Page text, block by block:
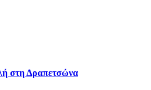
στη Δραπετσώνα